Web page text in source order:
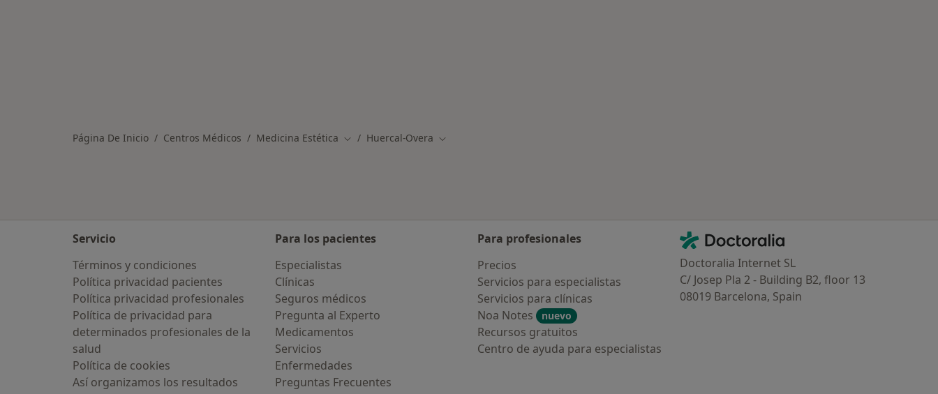
Página De Inicio Centros Médicos Medicina Estética Cambiar de ciudad
Huercal-Overa Cambiar de ciudad
Servicio
Términos y condiciones
Política privacidad pacientes
Política privacidad profesionales
Política de privacidad para
determinados profesionales de la
salud
Política de cookies
Así organizamos los resultados
Para los pacientes
Especialistas
Clínicas
Seguros médicos
Pregunta al Experto
Medicamentos
Servicios
Enfermedades
Preguntas Frecuentes
Para profesionales
Precios
Servicios para especialistas
Servicios para clínicas
Noa Notes
nuevo
Recursos gratuitos
Centro de ayuda para especialistas
Contacto
Doctoralia - Página de inicio
Doctoralia Internet SL
C/ Josep Pla 2 - Building B2, floor 13
08019 Barcelona, Spain